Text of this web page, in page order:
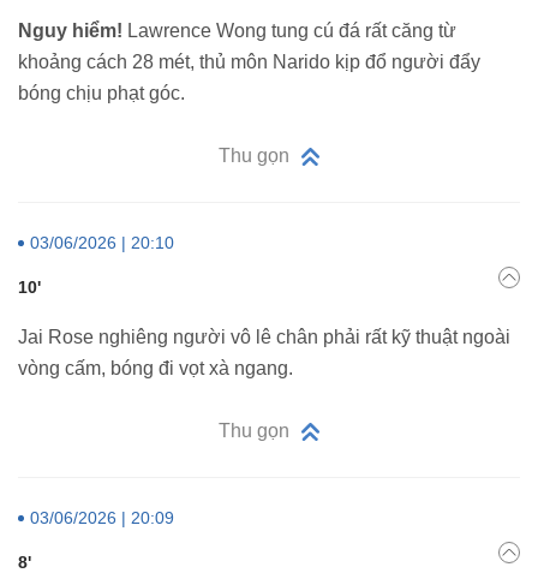
Nguy hiểm! Lawrence Wong tung cú đá rất căng từ
khoảng cách 28 mét, thủ môn Narido kịp đổ người đẩy
bóng chịu phạt góc.
Thu gọn
03/06/2026 | 20:10
10'
Jai Rose nghiêng người vô lê chân phải rất kỹ thuật ngoài
vòng cấm, bóng đi vọt xà ngang.
Thu gọn
03/06/2026 | 20:09
8'